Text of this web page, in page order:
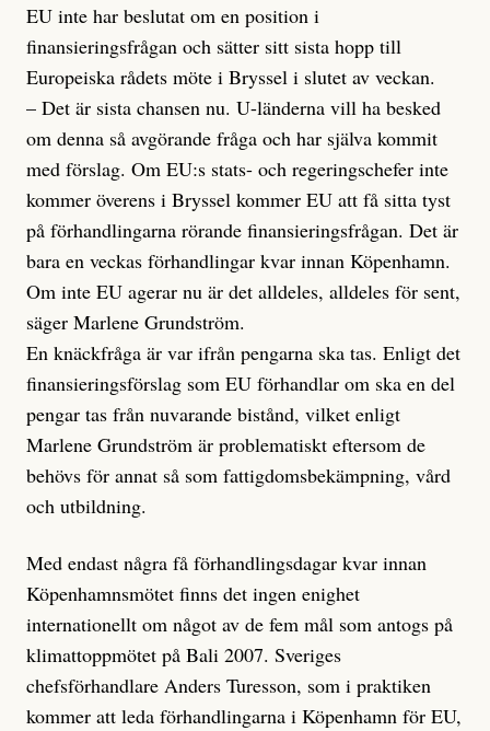
EU inte har beslutat om en position i
finansieringsfrågan och sätter sitt sista hopp till
Europeiska rådets möte i Bryssel i slutet av veckan.
– Det är sista chansen nu. U-länderna vill ha besked
om denna så avgörande fråga och har själva kommit
med förslag. Om EU:s stats- och regeringschefer inte
kommer överens i Bryssel kommer EU att få sitta tyst
på förhandlingarna rörande finansieringsfrågan. Det är
bara en veckas förhandlingar kvar innan Köpenhamn.
Om inte EU agerar nu är det alldeles, alldeles för sent,
säger Marlene Grundström.
En knäckfråga är var ifrån pengarna ska tas. Enligt det
finansieringsförslag som EU förhandlar om ska en del
pengar tas från nuvarande bistånd, vilket enligt
Marlene Grundström är problematiskt eftersom de
behövs för annat så som fattigdomsbekämpning, vård
och utbildning.
Med endast några få förhandlingsdagar kvar innan
Köpenhamnsmötet finns det ingen enighet
internationellt om något av de fem mål som antogs på
klimattoppmötet på Bali 2007. Sveriges
chefsförhandlare Anders Turesson, som i praktiken
kommer att leda förhandlingarna i Köpenhamn för EU,